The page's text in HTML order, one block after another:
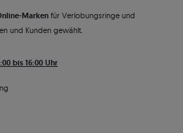
Marken für Verlobungsringe und
und Kunden gewählt.
bis 16:00 Uhr